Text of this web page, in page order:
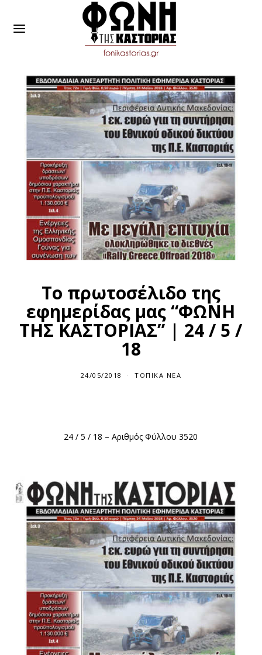
Το πρωτοσέλιδο της
εφημερίδας μας “ΦΩΝΗ
ΤΗΣ ΚΑΣΤΟΡΙΑΣ” | 24 / 5 /
18
24/05/2018 ΤΟΠΙΚΆ ΝΈΑ
24 / 5 / 18 – Αριθμός Φύλλου 3520